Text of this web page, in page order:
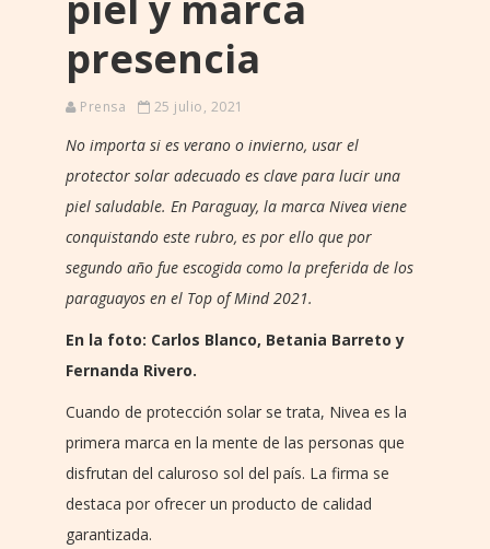
presencia
Prensa 25 julio, 2021
No importa si es verano o invierno, usar el
protector solar adecuado es clave para lucir una
piel saludable. En Paraguay, la marca Nivea viene
conquistando este rubro, es por ello que por
segundo año fue escogida como la preferida de los
paraguayos en el Top of Mind 2021.
En la foto: Carlos Blanco, Betania Barreto y
Fernanda Rivero.
Cuando de protección solar se trata, Nivea es la
primera marca en la mente de las personas que
disfrutan del caluroso sol del país. La firma se
destaca por ofrecer un producto de calidad
garantizada.